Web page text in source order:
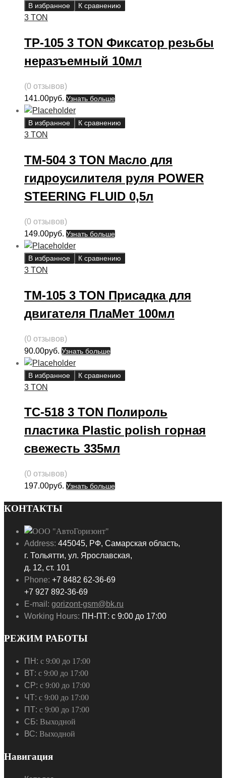
В избранное К сравнению
3 TON
ТР-105 3 TON Фиксатор резьбы
неразъемный 10мл
(0 отзывов)
141.00руб. Узнать больше
В избранное К сравнению
3 TON
ТМ-504 3 TON Масло для
гидроусилителя руля POWER
STEERING FLUID 0,5л
(0 отзывов)
149.00руб. Узнать больше
В избранное К сравнению
3 TON
ТМ-105 3 TON Присадка для
двигателя ПлаМет 100мл
(0 отзывов)
90.00руб. Узнать больше
В избранное К сравнению
3 TON
ТС-518 3 TON Полироль
пластика Plastic polish горная
свежесть 335мл
(0 отзывов)
197.00руб. Узнать больше
КОНТАКТЫ
Address: 445045, РФ, Самарская область,
г. Тольятти, ул. Ярославская,
д. 12, ст. 101
Phone: +7 8482 62-36-69
+7 927 892-36-69
E-mail: gorizont-gsm@bk.ru
Working Hours: ПН-ПТ: с 9:00 до 17:00
РЕЖИМ РАБОТЫ
ПН: с 9:00 до 17:00
ВТ: с 9:00 до 17:00
СР: с 9:00 до 17:00
ЧТ: с 9:00 до 17:00
ПТ: с 9:00 до 17:00
СБ: Выходной
ВС: Выходной
Навигация